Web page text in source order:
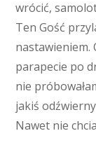
wrócić,
Ten Gość
nastawieniem.
parapecie po
nie
jakiś
Nawet nie